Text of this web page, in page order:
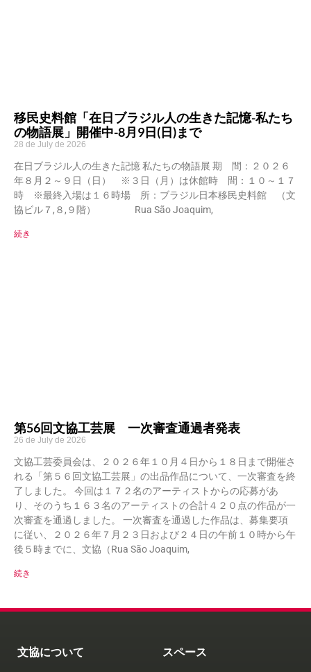
移民史料館「在日ブラジル人の生きた記憶-私たち
の物語展」開催中-8月9日(日)まで
28 de July de 2026
在日ブラジル人の生きた記憶 私たちの物語展 期 間：２０２６
年８月２～９日（日） ※３日（月）は休館時 間：１０～１７
時 ※最終入場は１６時場 所：ブラジル日本移民史料館 （文
協ビル７,８,９階） Rua São Joaquim,
続き
第56回文協工芸展 一次審査通過者発表
26 de July de 2026
文協工芸委員会は、２０２６年１０月４日から１８日まで開催さ
れる「第５６回文協工芸展」の出品作品について、一次審査を終
了しました。 今回は１７２名のアーティストからの応募があ
り、そのうち１６３名のアーティストの合計４２０点の作品が一
次審査を通過しました。 一次審査を通過した作品は、募集要項
に従い、２０２６年７月２３日および２４日の午前１０時から午
後５時までに、文協（Rua São Joaquim,
続き
文協について スペース